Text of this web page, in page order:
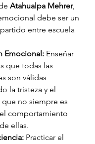
Atahualpa Mehrer,
debe ser un
entre escuela
Emocional: Enseñar
que todas las
son válidas
la tristeza y el
no siempre es
comportamiento
ellas.
Practicar el